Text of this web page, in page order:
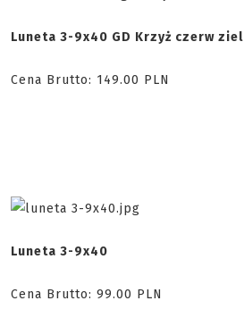
Luneta 3-9x40 GD Krzyż czerw ziel
Cena Brutto: 149.00 PLN
Luneta 3-9x40
Cena Brutto: 99.00 PLN